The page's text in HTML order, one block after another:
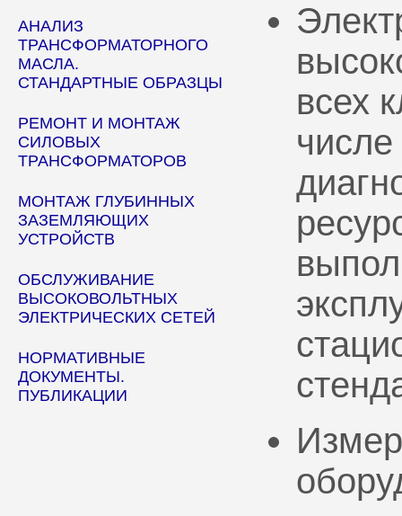
АНАЛИЗ
ТРАНСФОРМАТОРНОГО
МАСЛА.
СТАНДАРТНЫЕ ОБРАЗЦЫ
РЕМОНТ И МОНТАЖ
СИЛОВЫХ
ТРАНСФОРМАТОРОВ
МОНТАЖ ГЛУБИННЫХ
ЗАЗЕМЛЯЮЩИХ
УСТРОЙСТВ
ОБСЛУЖИВАНИЕ
ВЫСОКОВОЛЬТНЫХ
ЭЛЕКТРИЧЕСКИХ СЕТЕЙ
НОРМАТИВНЫЕ
ДОКУМЕНТЫ.
ПУБЛИКАЦИИ
всех